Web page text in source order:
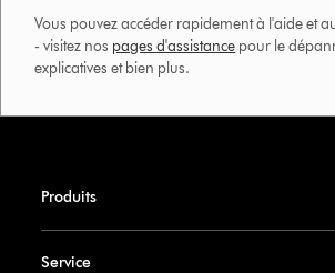
Vous pouvez accéder rapidement à l'aide et
- visitez nos pages d'assistance pour le
explicatives et bien plus.​
Produits
Service